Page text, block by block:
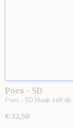
Poes - 5D
Poes - 5D Maak zelf
€ 22,50